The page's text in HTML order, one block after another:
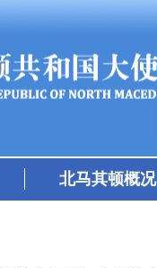
北马其顿概况